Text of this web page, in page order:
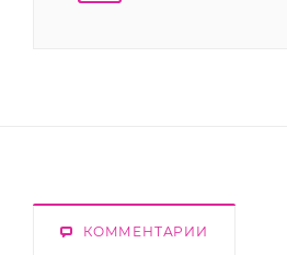
КОММЕНТАРИИ